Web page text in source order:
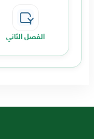
الفصل الثاني